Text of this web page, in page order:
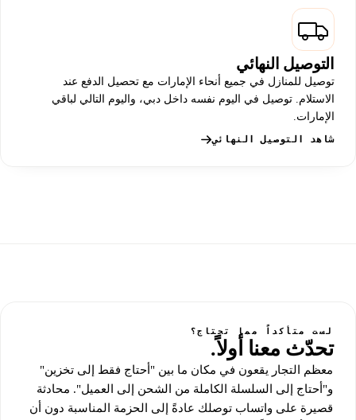
التوصيل النهائي
توصيل للمنازل في جميع أنحاء الإمارات مع تحصيل الدفع عند
الاستلام. توصيل في اليوم نفسه داخل دبي، واليوم التالي لباقي
الإمارات.
شاهد التوصيل النهائي
لست متأكداً مما تحتاج؟
تحدّث معنا أولاً.
معظم التجار يقعون في مكان ما بين "أحتاج فقط إلى تخزين"
و"أحتاج إلى السلسلة الكاملة من الشحن إلى العميل". محادثة
قصيرة على واتساب توصلك عادةً إلى الحزمة المناسبة دون أن